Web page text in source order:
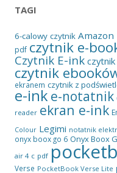
TAGI
6-calowy czytnik Amazon
pdf czytnik e-
Czytnik E-ink
czytnik
ekranem czytnik z
e-ink e-notatnik
reader ekran e-ink
Colour Legimi notatnik
onyx boox go 6 Onyx Boox
air 4 c pdf
Verse PocketBook Verse Lite